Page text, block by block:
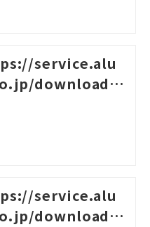
service.alu
download/1
service.alu
download/8